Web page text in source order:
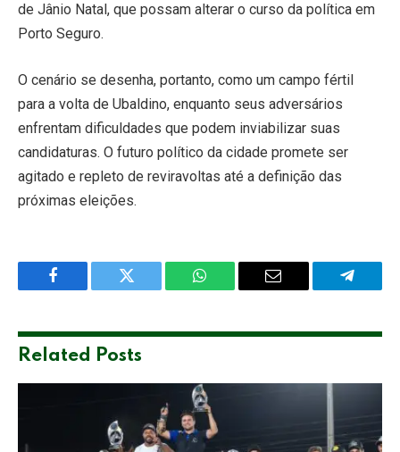
de Jânio Natal, que possam alterar o curso da política em
Porto Seguro.
O cenário se desenha, portanto, como um campo fértil
para a volta de Ubaldino, enquanto seus adversários
enfrentam dificuldades que podem inviabilizar suas
candidaturas. O futuro político da cidade promete ser
agitado e repleto de reviravoltas até a definição das
próximas eleições.
Facebook Twitter WhatsApp Email
Related Posts